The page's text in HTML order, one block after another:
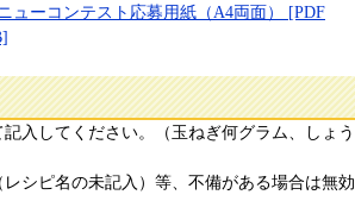
ューコンテスト応募用紙（A4両面） [PDF
入してください。（玉ねぎ何グラム、しょう
シピ名の未記入）等、不備がある場合は無効